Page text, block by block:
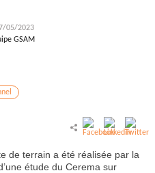
05/2023
GSAM
de terrain a été réalisée par la
étude du Cerema sur